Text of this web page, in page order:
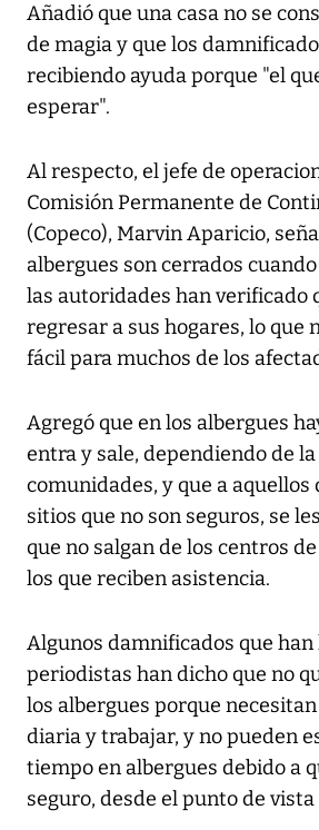
Añadió que una casa no se
de magia y que los
recibiendo ayuda porque "el
esperar".
Al respecto, el jefe de
Comisión Permanente de
(Copeco), Marvin Aparicio,
albergues son cerrados
las autoridades han verificado
regresar a sus hogares, lo que
fácil para muchos de los
Agregó que en los albergues
entra y sale, dependiendo de
comunidades, y que a aquellos
sitios que no son seguros, se
que no salgan de los centros
los que reciben asistencia.
Algunos damnificados que han
periodistas han dicho que no
los albergues porque
diaria y trabajar, y no pueden
tiempo en albergues debido a
seguro, desde el punto de